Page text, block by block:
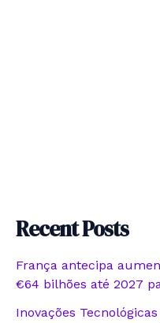
Recent Posts
França antecipa
€64 bilhões até 2027
Inovações